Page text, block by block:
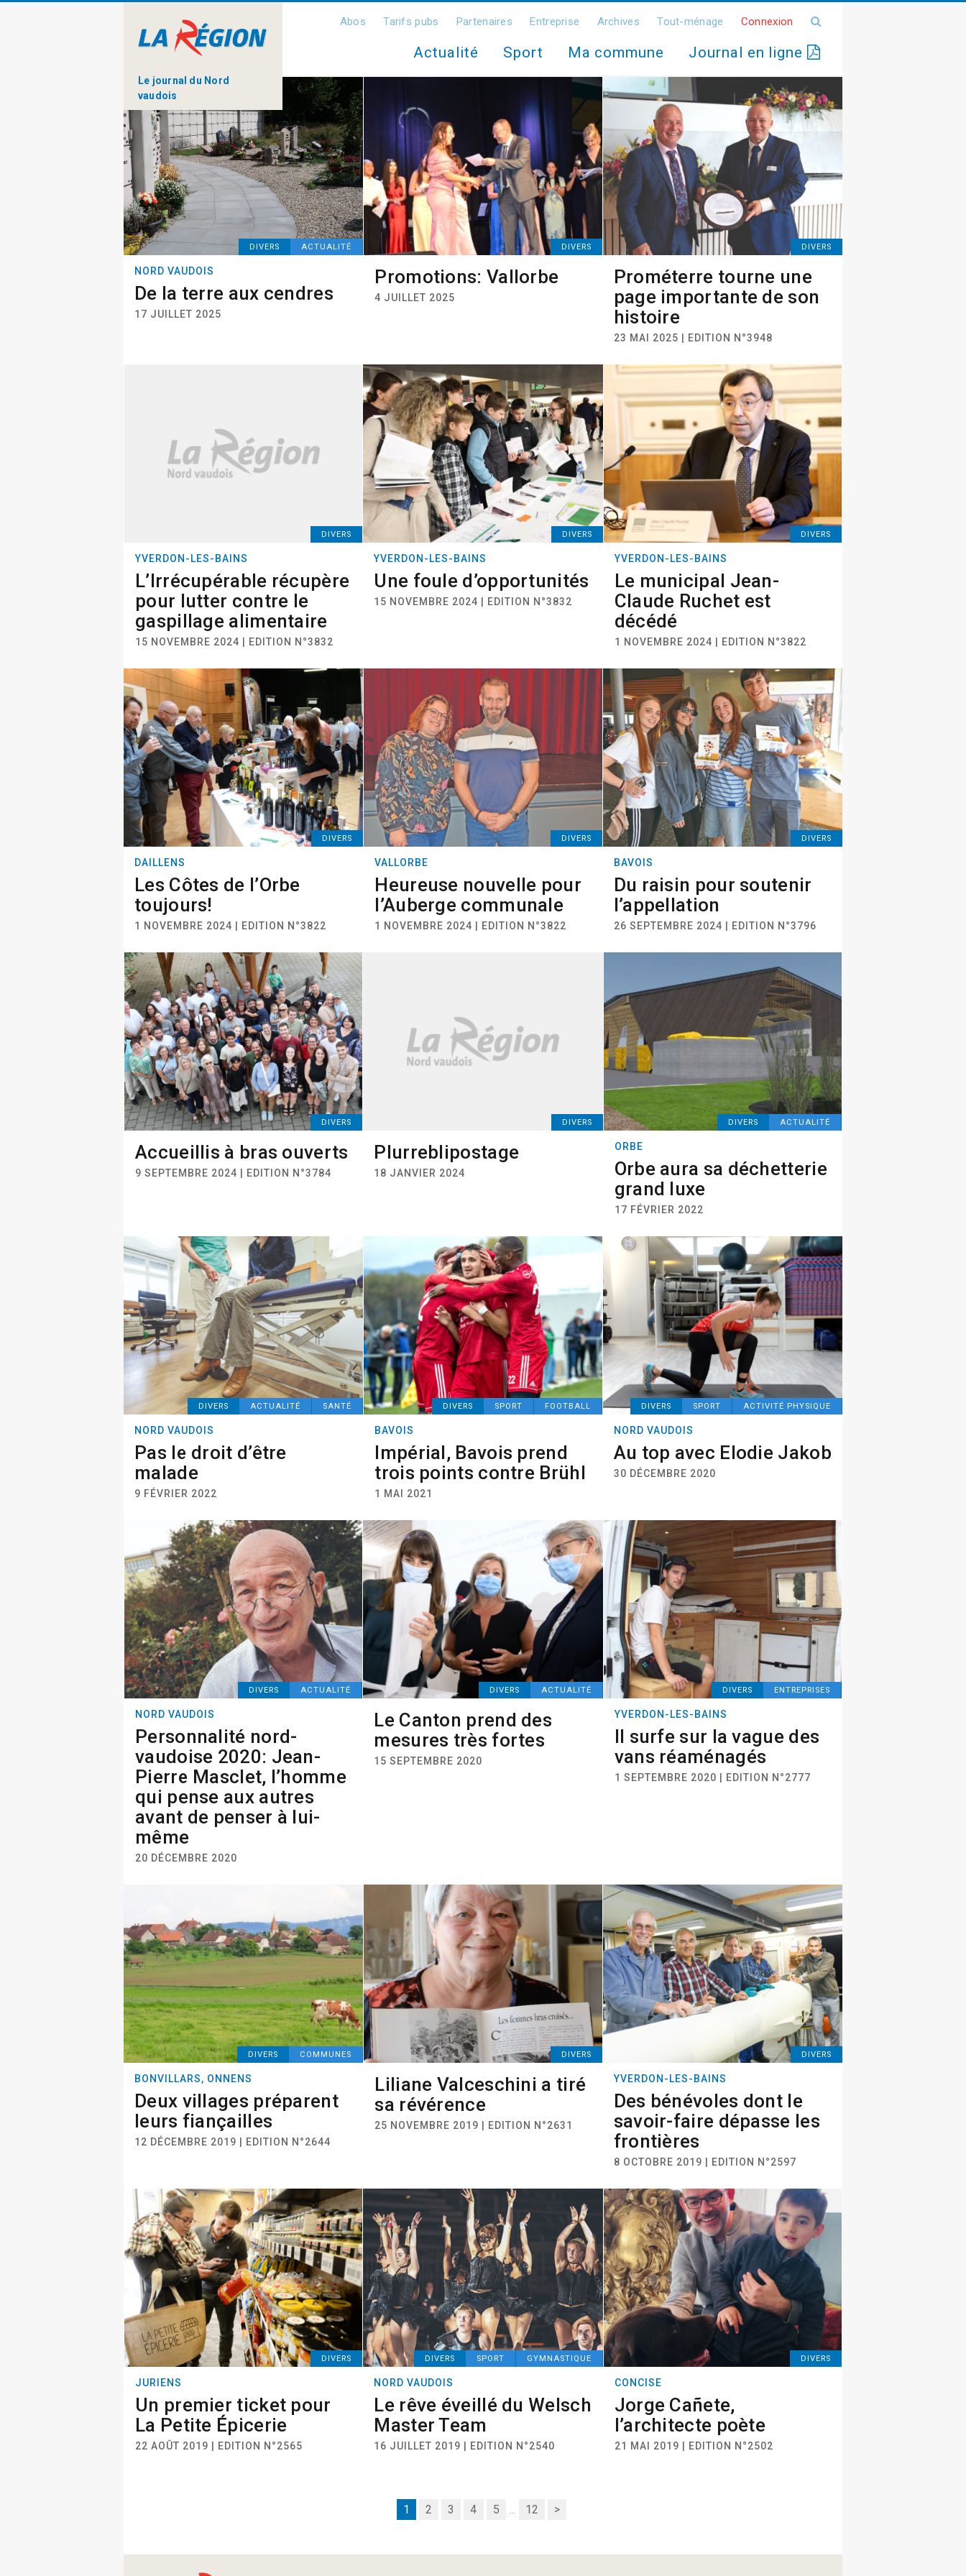
Le journal du Nord
vaudois
Abos Tarifs pubs Partenaires Entreprise Archives Tout-ménage Connexion
Actualité Sport Ma commune Journal en ligne
DIVERS ACTUALITÉ
NORD VAUDOIS
De la terre aux cendres
17 JUILLET 2025
DIVERS
Promotions: Vallorbe
4 JUILLET 2025
DIVERS
Prométerre tourne une
page importante de son
histoire
23 MAI 2025 | EDITION N°3948
DIVERS
YVERDON-LES-BAINS
L’Irrécupérable récupère
pour lutter contre le
gaspillage alimentaire
15 NOVEMBRE 2024 | EDITION N°3832
DIVERS
YVERDON-LES-BAINS
Une foule d’opportunités
15 NOVEMBRE 2024 | EDITION N°3832
DIVERS
YVERDON-LES-BAINS
Le municipal Jean-
Claude Ruchet est
décédé
1 NOVEMBRE 2024 | EDITION N°3822
DIVERS
DAILLENS
Les Côtes de l’Orbe
toujours!
1 NOVEMBRE 2024 | EDITION N°3822
DIVERS
VALLORBE
Heureuse nouvelle pour
l’Auberge communale
1 NOVEMBRE 2024 | EDITION N°3822
DIVERS
BAVOIS
Du raisin pour soutenir
l’appellation
26 SEPTEMBRE 2024 | EDITION N°3796
DIVERS
Accueillis à bras ouverts
9 SEPTEMBRE 2024 | EDITION N°3784
DIVERS
Plurreblipostage
18 JANVIER 2024
DIVERS ACTUALITÉ
ORBE
Orbe aura sa déchetterie
grand luxe
17 FÉVRIER 2022
DIVERS ACTUALITÉ SANTÉ
NORD VAUDOIS
Pas le droit d’être
malade
9 FÉVRIER 2022
DIVERS SPORT FOOTBALL
BAVOIS
Impérial, Bavois prend
trois points contre Brühl
1 MAI 2021
DIVERS SPORT ACTIVITÉ PHYSIQUE
NORD VAUDOIS
Au top avec Elodie Jakob
30 DÉCEMBRE 2020
DIVERS ACTUALITÉ
NORD VAUDOIS
Personnalité nord-
vaudoise 2020: Jean-
Pierre Masclet, l’homme
qui pense aux autres
avant de penser à lui-
même
20 DÉCEMBRE 2020
DIVERS ACTUALITÉ
Le Canton prend des
mesures très fortes
15 SEPTEMBRE 2020
DIVERS ENTREPRISES
YVERDON-LES-BAINS
Il surfe sur la vague des
vans réaménagés
1 SEPTEMBRE 2020 | EDITION N°2777
DIVERS COMMUNES
BONVILLARS, ONNENS
Deux villages préparent
leurs fiançailles
12 DÉCEMBRE 2019 | EDITION N°2644
DIVERS
Liliane Valceschini a tiré
sa révérence
25 NOVEMBRE 2019 | EDITION N°2631
DIVERS
YVERDON-LES-BAINS
Des bénévoles dont le
savoir-faire dépasse les
frontières
8 OCTOBRE 2019 | EDITION N°2597
DIVERS
JURIENS
Un premier ticket pour
La Petite Épicerie
22 AOÛT 2019 | EDITION N°2565
DIVERS SPORT GYMNASTIQUE
NORD VAUDOIS
Le rêve éveillé du Welsch
Master Team
16 JUILLET 2019 | EDITION N°2540
DIVERS
CONCISE
Jorge Cañete,
l’architecte poète
21 MAI 2019 | EDITION N°2502
1 2 3 4 5 ... 12 >